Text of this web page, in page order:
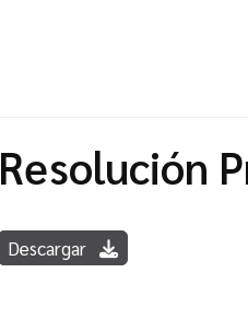
Resolución
Descargar